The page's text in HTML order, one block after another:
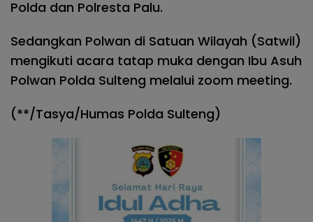
Polda dan Polresta Palu.
Sedangkan Polwan di Satuan Wilayah (Satwil)
mengikuti acara tatap muka dengan Ibu Asuh
Polwan Polda Sulteng melalui zoom meeting.
(**/Tasya/Humas Polda Sulteng)